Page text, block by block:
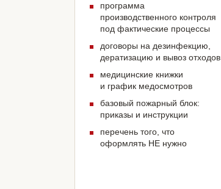
программа
производственного контроля
под фактические процессы
договоры на дезинфекцию,
дератизацию и вывоз отходов
медицинские книжки
и график медосмотров
базовый пожарный блок:
приказы и инструкции
перечень того, что
оформлять НЕ нужно